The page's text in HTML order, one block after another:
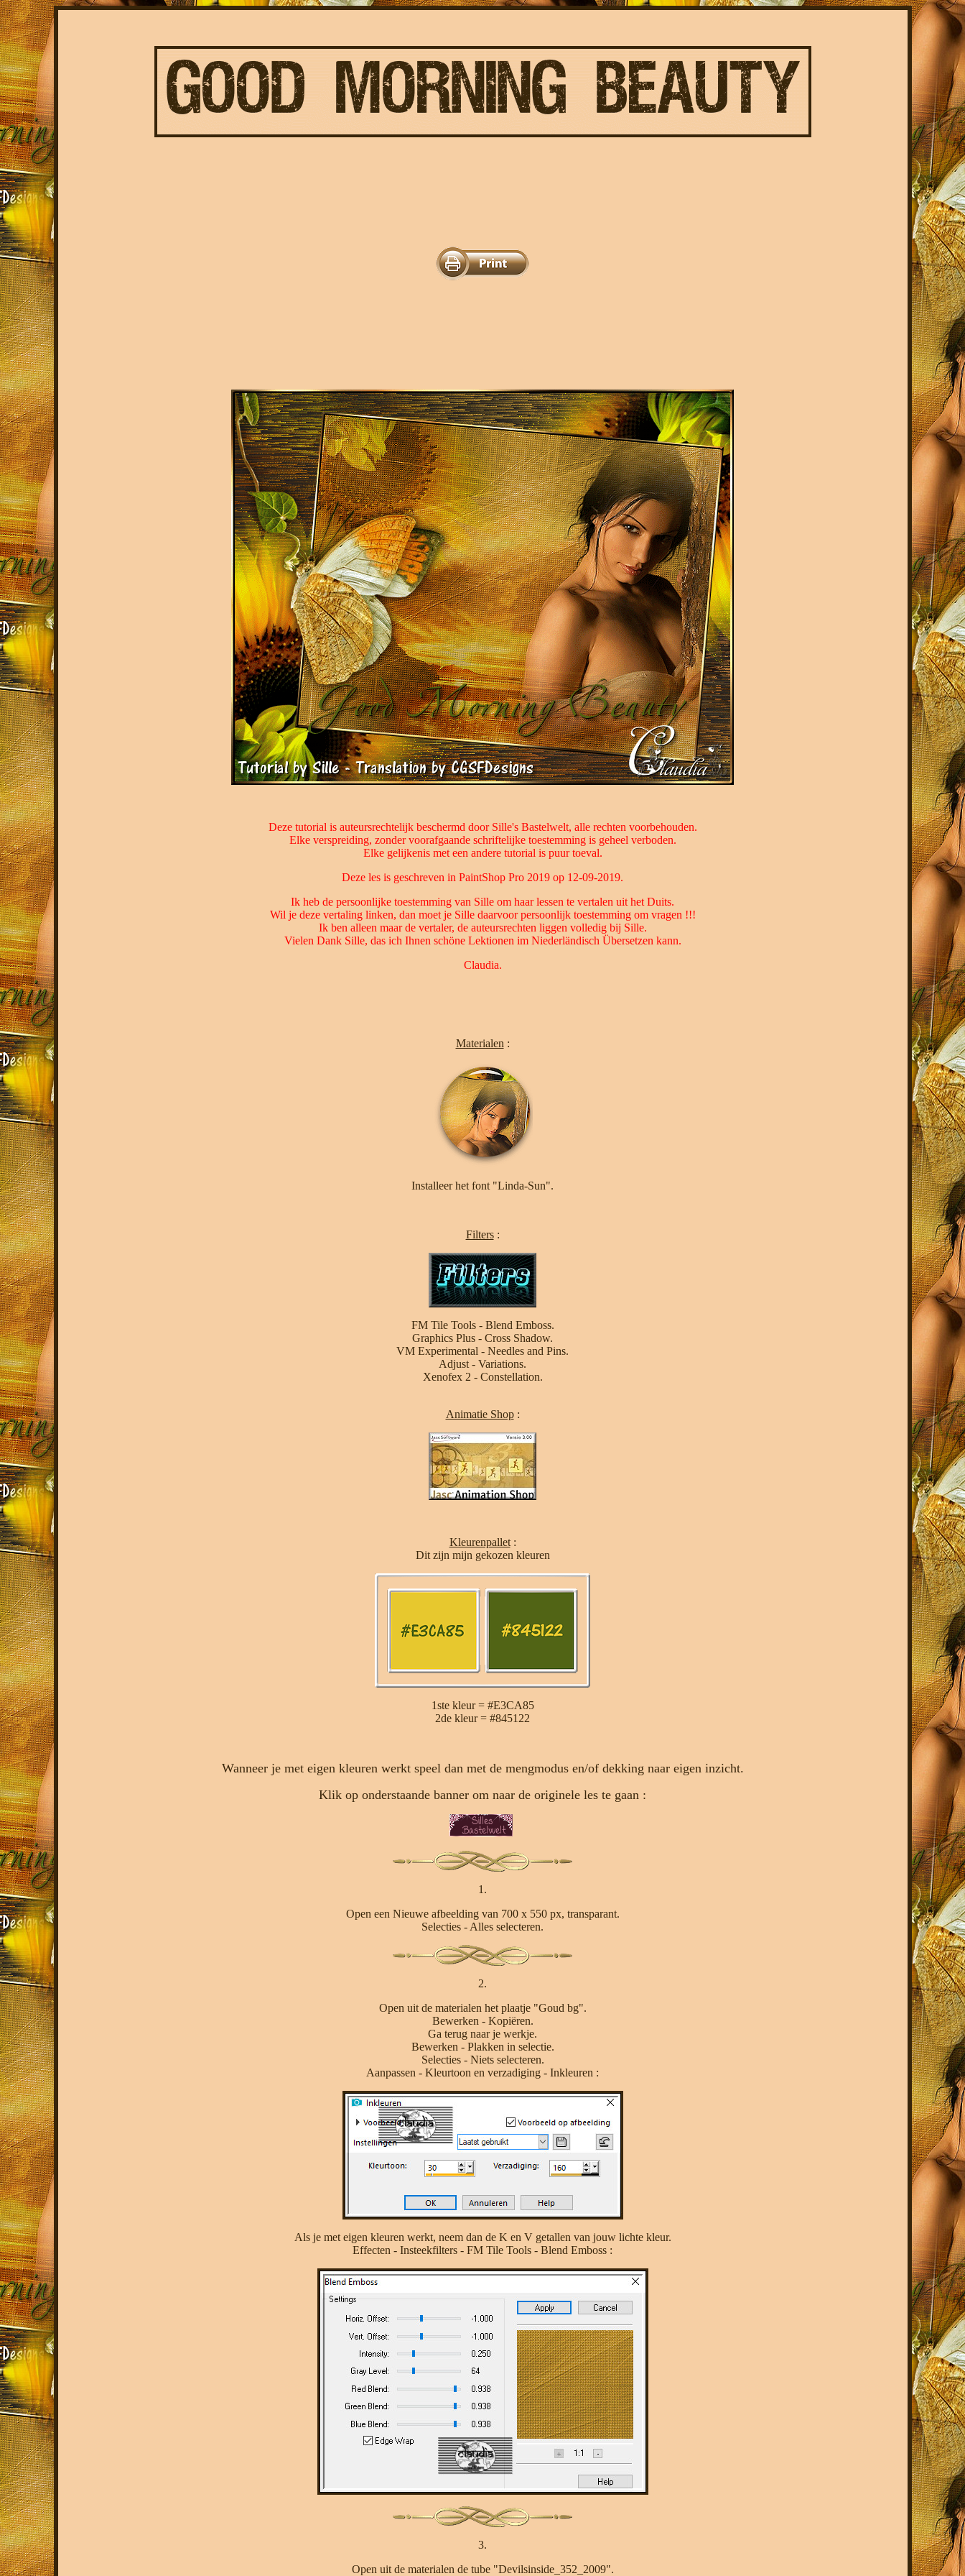
Deze tutorial is auteursrechtelijk beschermd door Sille's Bastelwelt, alle rechten voorbehouden.
Elke verspreiding, zonder voorafgaande schriftelijke toestemming is geheel verboden.
Elke gelijkenis met een andere tutorial is puur toeval.
Deze les is geschreven in PaintShop Pro 2019 op 12-09-2019.
Ik heb de persoonlijke toestemming van Sille om haar lessen te vertalen uit het Duits.
Wil je deze vertaling linken, dan moet je Sille daarvoor persoonlijk toestemming om vragen !!!
Ik ben alleen maar de vertaler, de auteursrechten liggen volledig bij Sille.
Vielen Dank Sille, das ich Ihnen schöne Lektionen im Niederländisch Übersetzen kann.
Claudia.
Materialen :
Installeer het font "Linda-Sun".
Filters:
FM Tile Tools - Blend Emboss.
Graphics Plus - Cross Shadow.
VM Experimental - Needles and Pins.
Adjust - Variations.
Xenofex 2 - Constellation.
Animatie Shop:
Kleurenpallet:
Dit zijn mijn gekozen kleuren
1ste kleur = #E3CA85
2de kleur = #845122
Wanneer je met eigen kleuren werkt speel dan met de mengmodus en/of dekking naar eigen inzicht.
Klik op onderstaande banner om naar de originele les te gaan :
1.
Open een Nieuwe afbeelding van 700 x 550 px, transparant.
Selecties - Alles selecteren.
2.
Open uit de materialen het plaatje "Goud bg".
Bewerken - Kopiëren.
Ga terug naar je werkje.
Bewerken - Plakken in selectie.
Selecties - Niets selecteren.
Aanpassen - Kleurtoon en verzadiging - Inkleuren :
Als je met eigen kleuren werkt, neem dan de K en V getallen van jouw lichte kleur.
Effecten - Insteekfilters - FM Tile Tools - Blend Emboss :
3.
Open uit de materialen de tube "Devilsinside_352_2009".